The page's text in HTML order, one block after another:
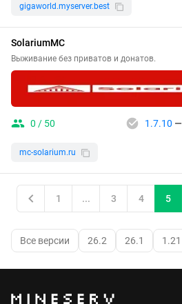
gigaworld.myserver.best
SolariumMC
Выживание без приватов и донатов.
0 / 50 1.7.10 —
mc-solarium.ru
1 ... 3 4 5
Все версии 26.2 26.1 1.21